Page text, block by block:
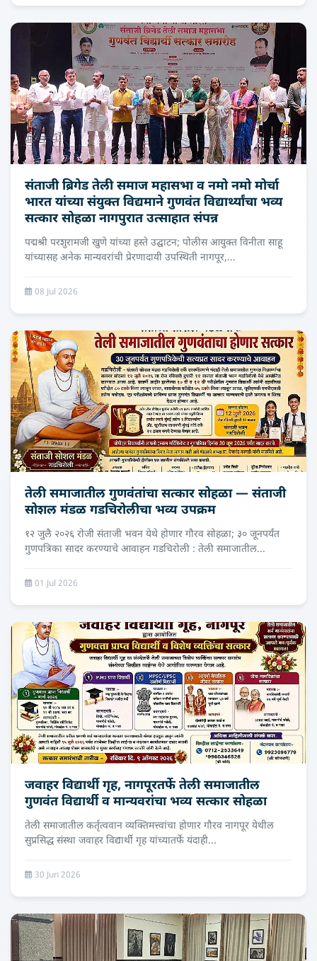
संताजी ब्रिगेड तेली समाज महासभा व नमो नमो मोर्चा
भारत यांच्या संयुक्त विद्यमाने गुणवंत विद्यार्थ्यांचा भव्य
सत्कार सोहळा नागपुरात उत्साहात संपन्न
पद्मश्री परशुरामजी खुणे यांच्या हस्ते उद्घाटन; पोलीस आयुक्त विनीता साहू
यांच्यासह अनेक मान्यवरांची प्रेरणादायी उपस्थिती नागपूर,...
08 Jul 2026
तेली समाजातील गुणवंतांचा सत्कार सोहळा — संताजी
सोशल मंडळ गडचिरोलीचा भव्य उपक्रम
१२ जुलै २०२६ रोजी संताजी भवन येथे होणार गौरव सोहळा; ३० जूनपर्यंत
गुणपत्रिका सादर करण्याचे आवाहन गडचिरोली : तेली समाजातील...
01 Jul 2026
जवाहर विद्यार्थी गृह, नागपूरतर्फे तेली समाजातील
गुणवंत विद्यार्थी व मान्यवरांचा भव्य सत्कार सोहळा
तेली समाजातील कर्तृत्ववान व्यक्तिमत्त्वांचा होणार गौरव नागपूर येथील
सुप्रसिद्ध संस्था जवाहर विद्यार्थी गृह यांच्यातर्फे यंदाही...
30 Jun 2026